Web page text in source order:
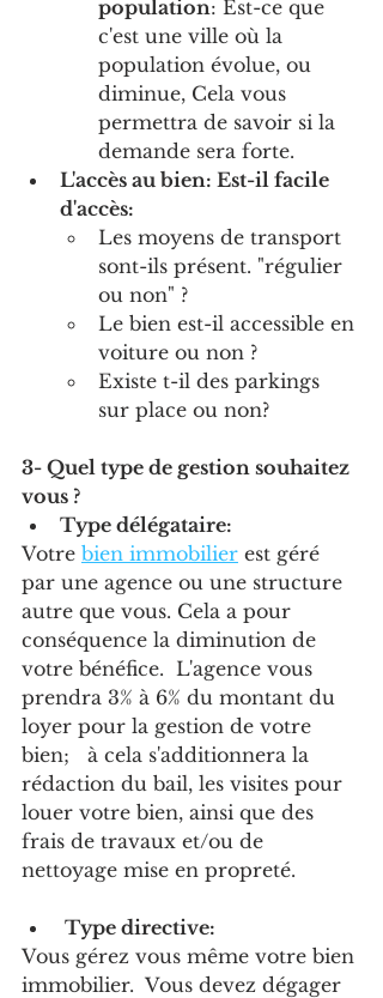
population: Est-ce que
c'est une ville où la
population évolue, ou
diminue, Cela vous
permettra de savoir si la
demande sera forte.
L'accès au bien: Est-il facile
d'accès:
Les moyens de transport
sont-ils présent. "régulier
ou non" ?
Le bien est-il accessible en
voiture ou non ?
Existe t-il des parkings
sur place ou non?
3- Quel type de gestion souhaitez
vous ?
Type délégataire:
Votre bien immobilier est géré
par une agence ou une structure
autre que vous. Cela a pour
conséquence la diminution de
votre bénéfice.  L'agence vous
prendra 3% à 6% du montant du
loyer pour la gestion de votre
bien;   à cela s'additionnera la
rédaction du bail, les visites pour
louer votre bien, ainsi que des
frais de travaux et/ou de
nettoyage mise en propreté.
Type directive:
Vous gérez vous même votre bien
immobilier.  Vous devez dégager